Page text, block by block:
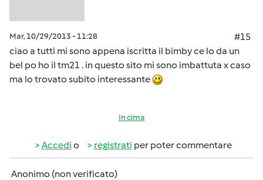
Mar, 10/29/2013 - 11:28
#15
ciao a tutti mi sono appena iscritta il bimby ce lo da un
bel po ho il tm21 . in questo sito mi sono imbattuta x caso
ma lo trovato subito interessante
In cima
Accedi o registrati per poter commentare
Anonimo (non verificato)